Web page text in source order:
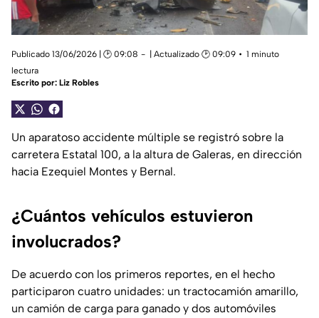
Publicado 13/06/2026 | 🕑 09:08 | Actualizado 🕑 09:09
1 minuto
lectura
Escrito por: Liz Robles
Un aparatoso accidente múltiple se registró sobre la
carretera Estatal 100, a la altura de Galeras, en dirección
hacia Ezequiel Montes y Bernal.
¿Cuántos vehículos estuvieron
involucrados?
De acuerdo con los primeros reportes, en el hecho
participaron cuatro unidades: un tractocamión amarillo,
un camión de carga para ganado y dos automóviles